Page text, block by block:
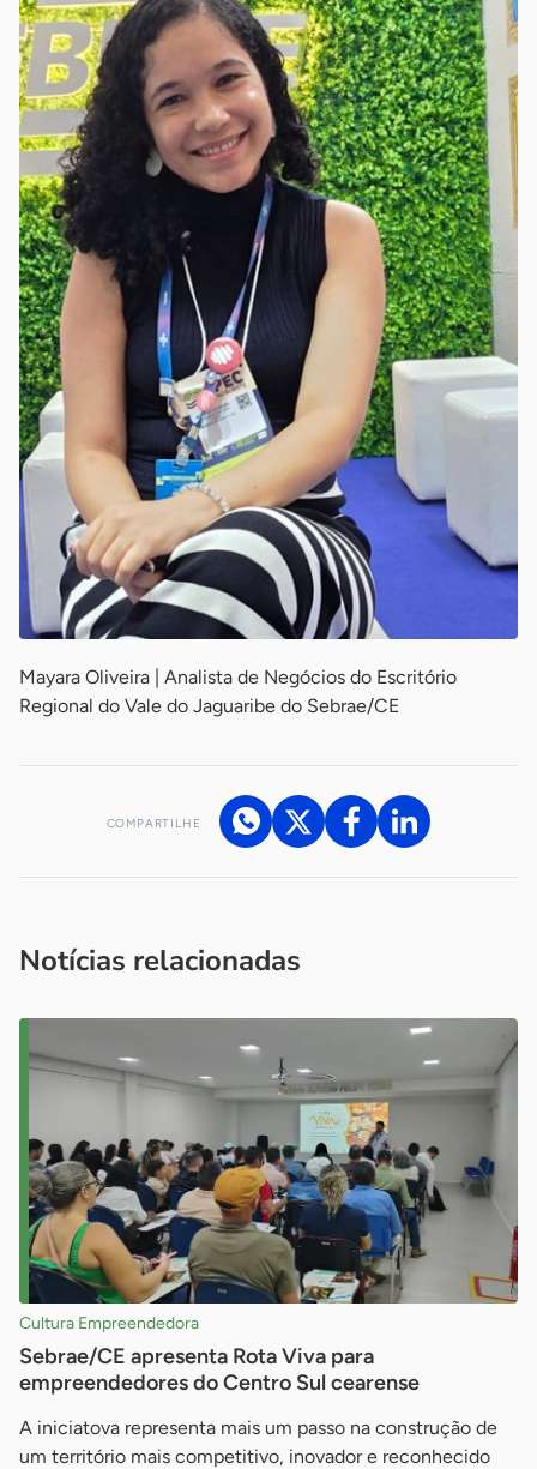
Mayara Oliveira | Analista de Negócios do Escritório
Regional do Vale do Jaguaribe do Sebrae/CE
COMPARTILHE
Notícias relacionadas
Cultura Empreendedora
Sebrae/CE apresenta Rota Viva para
empreendedores do Centro Sul cearense
A iniciatova representa mais um passo na construção de
um território mais competitivo, inovador e reconhecido